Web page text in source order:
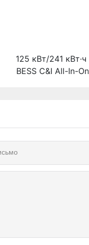
125 кВт/241 кВт·ч
BESS C&I All-In-